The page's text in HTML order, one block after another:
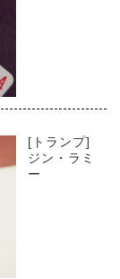
[トランプ]
ジン・ラミ
ー